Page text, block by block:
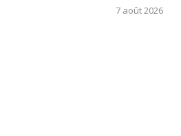
7 août 2026